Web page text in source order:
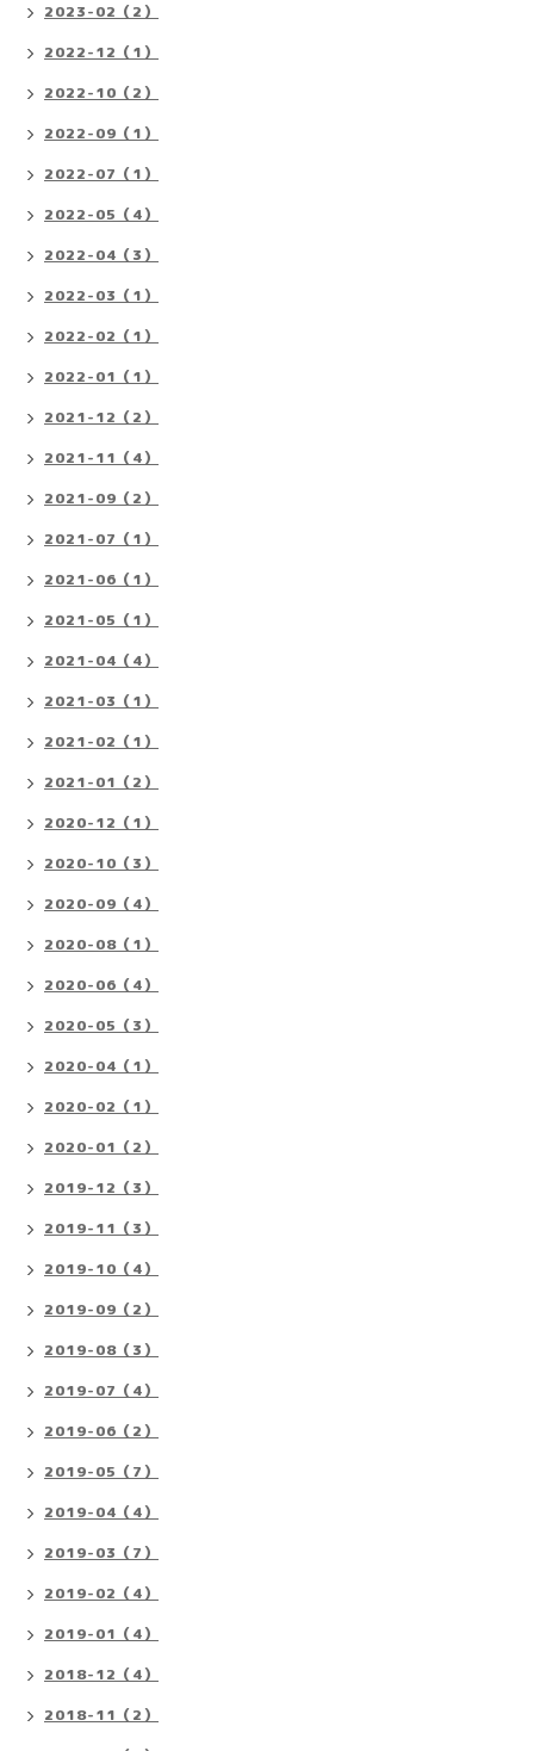
2023-02（2）
2022-12（1）
2022-10（2）
2022-09（1）
2022-07（1）
2022-05（4）
2022-04（3）
2022-03（1）
2022-02（1）
2022-01（1）
2021-12（2）
2021-11（4）
2021-09（2）
2021-07（1）
2021-06（1）
2021-05（1）
2021-04（4）
2021-03（1）
2021-02（1）
2021-01（2）
2020-12（1）
2020-10（3）
2020-09（4）
2020-08（1）
2020-06（4）
2020-05（3）
2020-04（1）
2020-02（1）
2020-01（2）
2019-12（3）
2019-11（3）
2019-10（4）
2019-09（2）
2019-08（3）
2019-07（4）
2019-06（2）
2019-05（7）
2019-04（4）
2019-03（7）
2019-02（4）
2019-01（4）
2018-12（4）
2018-11（2）